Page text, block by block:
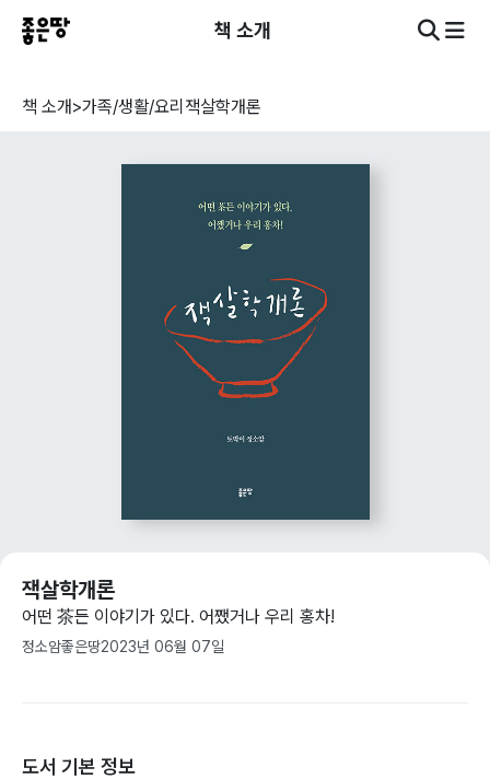
책 소개
책 소개>가족/생활/요리 잭살학개론
잭살학개론
어떤 茶든 이야기가 있다. 어쨌거나 우리 홍차!
정소암좋은땅2023년 06월 07일
도서 기본 정보